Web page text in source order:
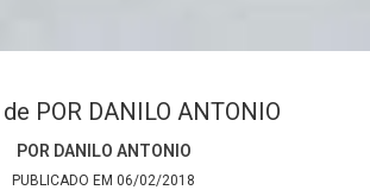
POR DANILO ANTONIO
PUBLICADO EM 06/02/2018